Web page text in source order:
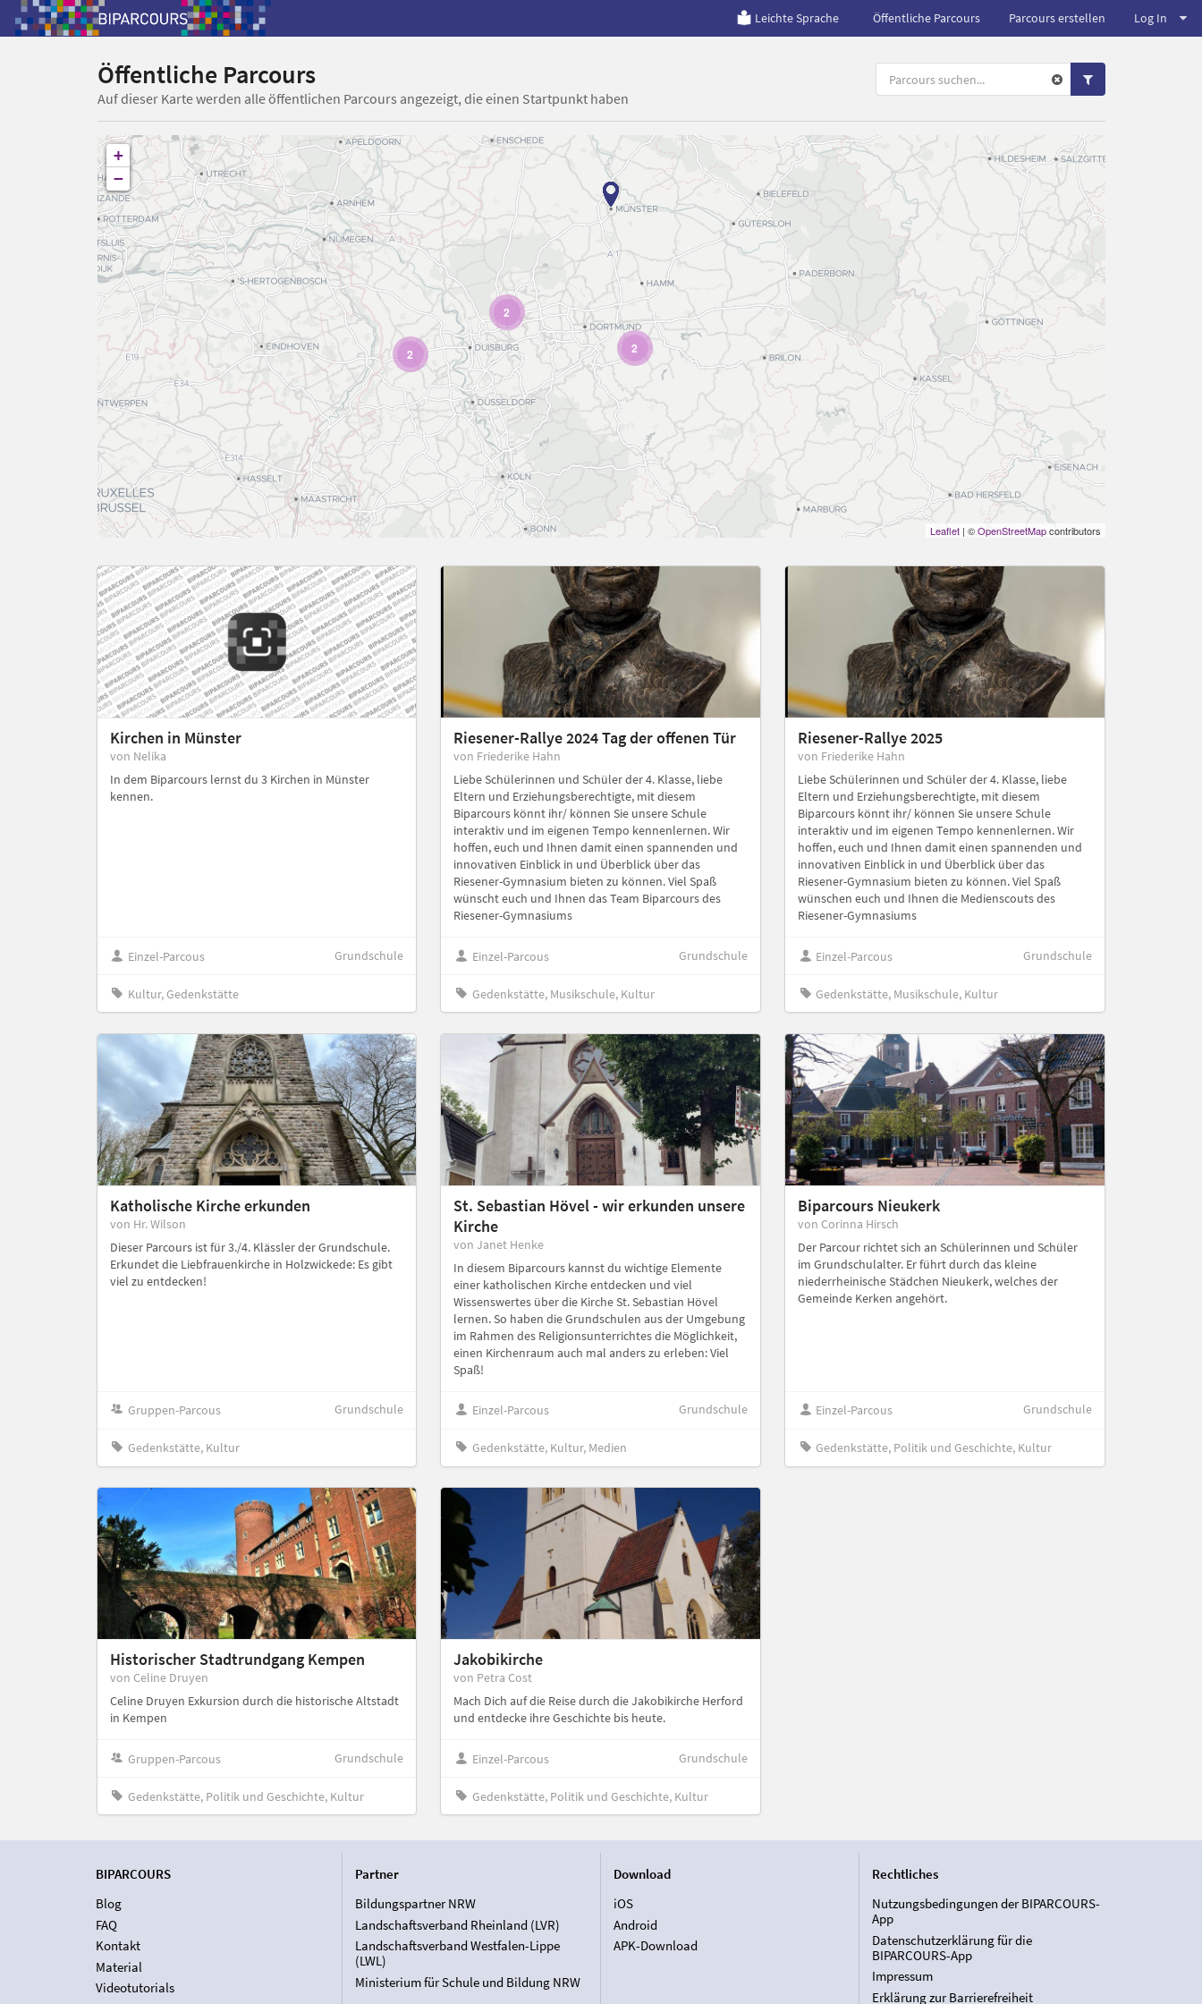
Leichte Sprache Öffentliche Parcours Parcours erstellen Log In
Öffentliche Parcours
Auf dieser Karte werden alle öffentlichen Parcours angezeigt, die einen Startpunkt haben
2
2
2
+
−
Leaflet| ©OpenStreetMapcontributors
Kirchen in Münster
von Nelika
In dem Biparcours lernst du 3 Kirchen in Münster
kennen.
Einzel-Parcous Grundschule
Kultur, Gedenkstätte
Riesener-Rallye 2024 Tag der offenen Tür
von Friederike Hahn
Liebe Schülerinnen und Schüler der 4. Klasse, liebe
Eltern und Erziehungsberechtigte, mit diesem
Biparcours könnt ihr/ können Sie unsere Schule
interaktiv und im eigenen Tempo kennenlernen. Wir
hoffen, euch und Ihnen damit einen spannenden und
innovativen Einblick in und Überblick über das
Riesener-Gymnasium bieten zu können. Viel Spaß
wünscht euch und Ihnen das Team Biparcours des
Riesener-Gymnasiums
Einzel-Parcous Grundschule
Gedenkstätte, Musikschule, Kultur
Riesener-Rallye 2025
von Friederike Hahn
Liebe Schülerinnen und Schüler der 4. Klasse, liebe
Eltern und Erziehungsberechtigte, mit diesem
Biparcours könnt ihr/ können Sie unsere Schule
interaktiv und im eigenen Tempo kennenlernen. Wir
hoffen, euch und Ihnen damit einen spannenden und
innovativen Einblick in und Überblick über das
Riesener-Gymnasium bieten zu können. Viel Spaß
wünschen euch und Ihnen die Medienscouts des
Riesener-Gymnasiums
Einzel-Parcous Grundschule
Gedenkstätte, Musikschule, Kultur
Katholische Kirche erkunden
von Hr. Wilson
Dieser Parcours ist für 3./4. Klässler der Grundschule.
Erkundet die Liebfrauenkirche in Holzwickede: Es gibt
viel zu entdecken!
Gruppen-Parcous Grundschule
Gedenkstätte, Kultur
St. Sebastian Hövel - wir erkunden unsere
Kirche
von Janet Henke
In diesem Biparcours kannst du wichtige Elemente
einer katholischen Kirche entdecken und viel
Wissenswertes über die Kirche St. Sebastian Hövel
lernen. So haben die Grundschulen aus der Umgebung
im Rahmen des Religionsunterrichtes die Möglichkeit,
einen Kirchenraum auch mal anders zu erleben: Viel
Spaß!
Einzel-Parcous Grundschule
Gedenkstätte, Kultur, Medien
Biparcours Nieukerk
von Corinna Hirsch
Der Parcour richtet sich an Schülerinnen und Schüler
im Grundschulalter. Er führt durch das kleine
niederrheinische Städchen Nieukerk, welches der
Gemeinde Kerken angehört.
Einzel-Parcous Grundschule
Gedenkstätte, Politik und Geschichte, Kultur
Historischer Stadtrundgang Kempen
von Celine Druyen
Celine Druyen Exkursion durch die historische Altstadt
in Kempen
Gruppen-Parcous Grundschule
Gedenkstätte, Politik und Geschichte, Kultur
Jakobikirche
von Petra Cost
Mach Dich auf die Reise durch die Jakobikirche Herford
und entdecke ihre Geschichte bis heute.
Einzel-Parcous Grundschule
Gedenkstätte, Politik und Geschichte, Kultur
BIPARCOURS
Blog
FAQ
Kontakt
Material
Videotutorials
Partner
Bildungspartner NRW
Landschaftsverband Rheinland (LVR)
Landschaftsverband Westfalen-Lippe
(LWL)
Ministerium für Schule und Bildung NRW
Download
iOS
Android
APK-Download
Rechtliches
Nutzungsbedingungen der BIPARCOURS-
App
Datenschutzerklärung für die
BIPARCOURS-App
Impressum
Erklärung zur Barrierefreiheit